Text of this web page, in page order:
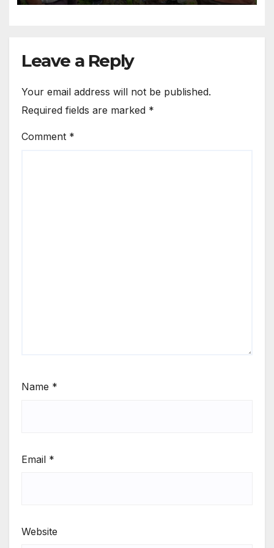
Leave a Reply
Your email address will not be published.
Required fields are marked *
Comment *
Name *
Email *
Website